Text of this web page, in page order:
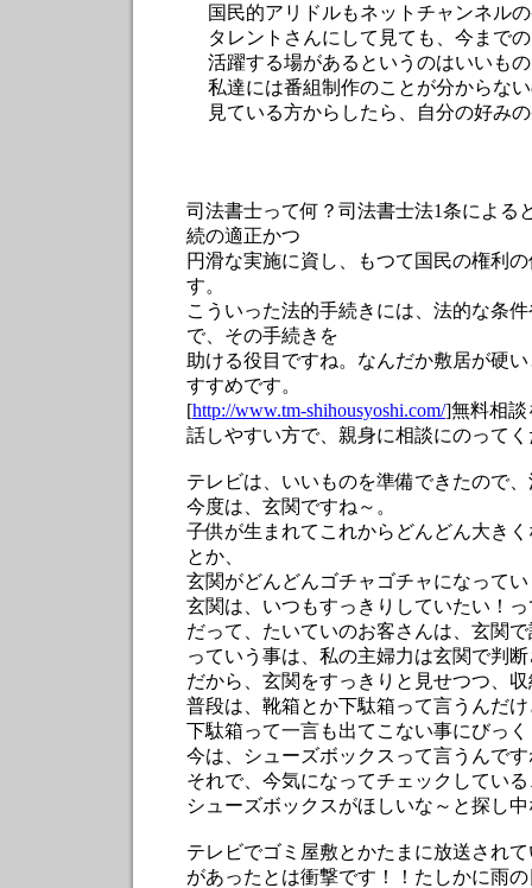
国民的アリドルもネットチャンネルの番
タレントさんにして見ても、今までのテ
活躍する場があるというのはいいもの
私達には番組制作のことが分からないの
見ている方からしたら、自分の好みの番
司法書士って何？司法書士法1条による
続の適正かつ
円滑な実施に資し、もつて国民の権利
す。
こういった法的手続きには、法的な条
で、その手続きを
助ける役目ですね。なんだか敷居が硬
すすめです。
[http://www.tm-shihousyoshi.com/]無料相談
話しやすい方で、親身に相談にのって
テレビは、いいものを準備できたので
今度は、玄関ですね～。
子供が生まれてこれからどんどん大き
とか、
玄関がどんどんゴチャゴチャになって
玄関は、いつもすっきりしていたい！
だって、たいていのお客さんは、玄関
っていう事は、私の主婦力は玄関で判
だから、玄関をすっきりと見せつつ、
普段は、靴箱とか下駄箱って言うんだ
下駄箱って一言も出てこない事にびっ
今は、シューズボックスって言うんで
それで、今気になってチェックしてい
シューズボックスがほしいな～と探し
テレビでゴミ屋敷とかたまに放送され
があったとは衝撃です！！たしかに雨